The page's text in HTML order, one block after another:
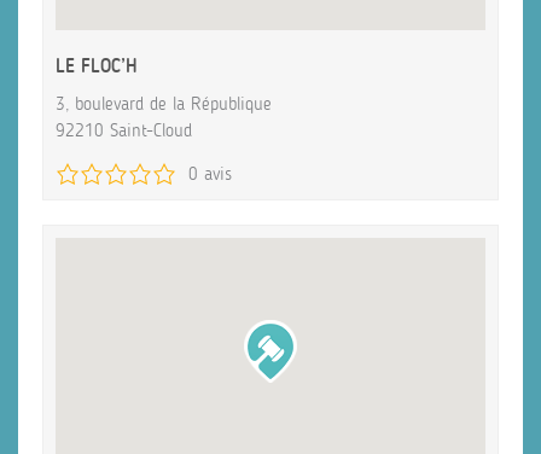
LE FLOC’H
3, boulevard de la République
92210 Saint-Cloud
0 avis